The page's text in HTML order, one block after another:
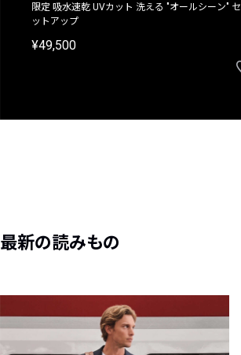
限定 吸水速乾 UVカット 洗える "オールシーン" セ
ットアップ
¥49,500
最新の読みもの